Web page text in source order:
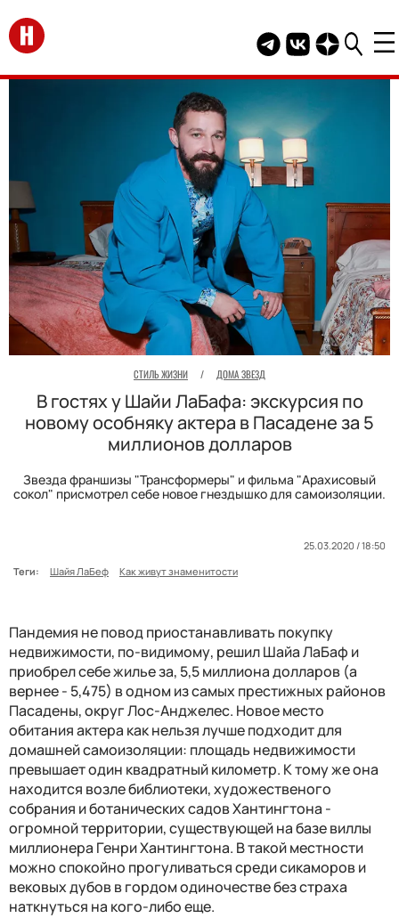
Перейти на главную
Telegram канал
Группа HELLO
Канал
СТИЛЬ ЖИЗНИ / ДОМА ЗВЕЗД
В гостях у Шайи ЛаБафа: экскурсия по
новому особняку актера в Пасадене за 5
миллионов долларов
Звезда франшизы "Трансформеры" и фильма "Арахисовый
сокол" присмотрел себе новое гнездышко для самоизоляции.
25.03.2020 / 18:50
Теги:
Шайя ЛаБеф Как живут знаменитости
Пандемия не повод приостанавливать покупку
недвижимости, по-видимому, решил Шайа ЛаБаф и
приобрел себе жилье за, 5,5 миллиона долларов (а
вернее - 5,475) в одном из самых престижных районов
Пасадены, округ Лос-Анджелес. Новое место
обитания актера как нельзя лучше подходит для
домашней самоизоляции: площадь недвижимости
превышает один квадратный километр. К тому же она
находится возле библиотеки, художественого
собрания и ботанических садов Хантингтона -
огромной территории, существующей на базе виллы
миллионера Генри Хантингтона. В такой местности
можно спокойно прогуливаться среди сикаморов и
вековых дубов в гордом одиночестве без страха
наткнуться на кого-либо еще.